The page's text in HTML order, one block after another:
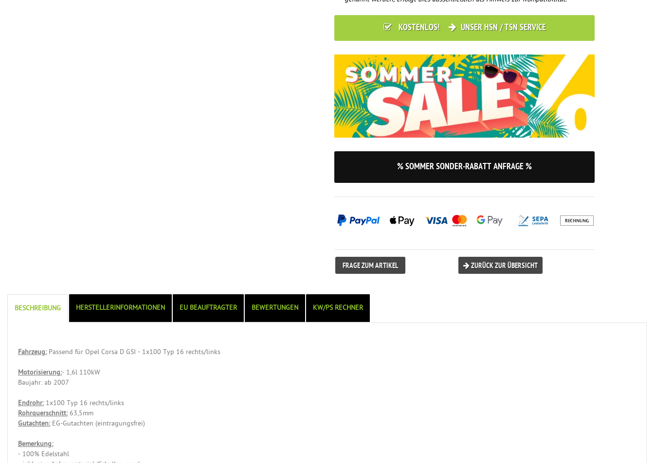
KOSTENLOS! UNSER HSN / TSN SERVICE
% SOMMER SONDER-RABATT ANFRAGE %
FRAGE ZUM ARTIKEL ZURÜCK ZUR ÜBERSICHT
BESCHREIBUNG HERSTELLERINFORMATIONEN EU BEAUFTRAGTER BEWERTUNGEN KW/PS RECHNER
Fahrzeug:Passend für Opel Corsa D GSI - 1x100 Typ 16 rechts/links
Motorisierung:- 1,6l 110kW
Baujahr: ab 2007
Endrohr:1x100 Typ 16 rechts/links
Rohrquerschnitt:63,5mm
Gutachten:EG-Gutachten (eintragungsfrei)
Bemerkung:
- 100% Edelstahl